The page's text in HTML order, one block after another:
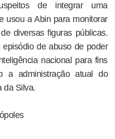
de integrar uma
usou a Abin para monitorar
diversas figuras públicas.
de abuso de poder
nacional para fins
a administração atual do
da Silva.